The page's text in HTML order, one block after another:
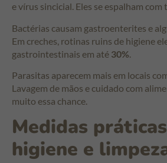
e vírus sincicial. Eles se espalham
Bactérias causam gastroenterites e
Em creches, rotinas ruins de higiene
gastrointestinais em até 30%
Parasitas aparecem mais em locais
Lavagem de mãos e cuidado com
muito essa chance.
Medidas
higiene e